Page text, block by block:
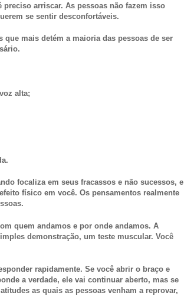
arriscar. As pessoas não fazem isso
se sentir desconfortáveis.
mais detém a maioria das pessoas de ser
alta;
focaliza em seus fracassos e não sucessos, e
físico em você. Os pensamentos realmente
quem andamos e por onde andamos. A
demonstração, um teste muscular. Você
rapidamente. Se você abrir o braço e
a verdade, ele vai continuar aberto, mas se
as quais as pessoas venham a reprovar,